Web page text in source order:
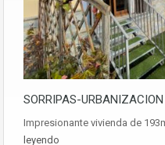
SORRIPAS-
Impresionante vivienda de
leyendo